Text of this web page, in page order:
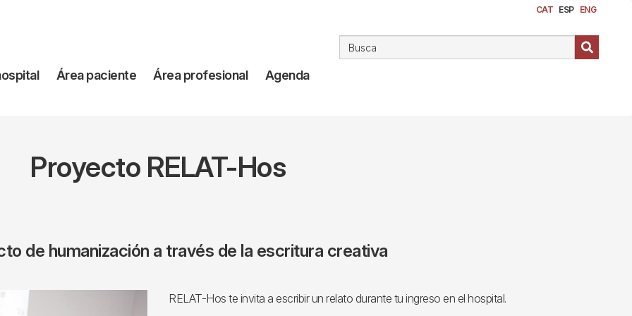
CAT ESP ENG
Área paciente Área profesional Agenda
Proyecto RELAT-Hos
de humanización a través de la escritura creativa
RELAT-Hos te invita a escribir un relato durante tu ingreso en el hospital.